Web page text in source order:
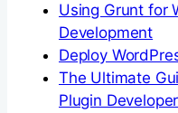
Using Grunt for
Development
Deploy
The Ultimate
Plugin